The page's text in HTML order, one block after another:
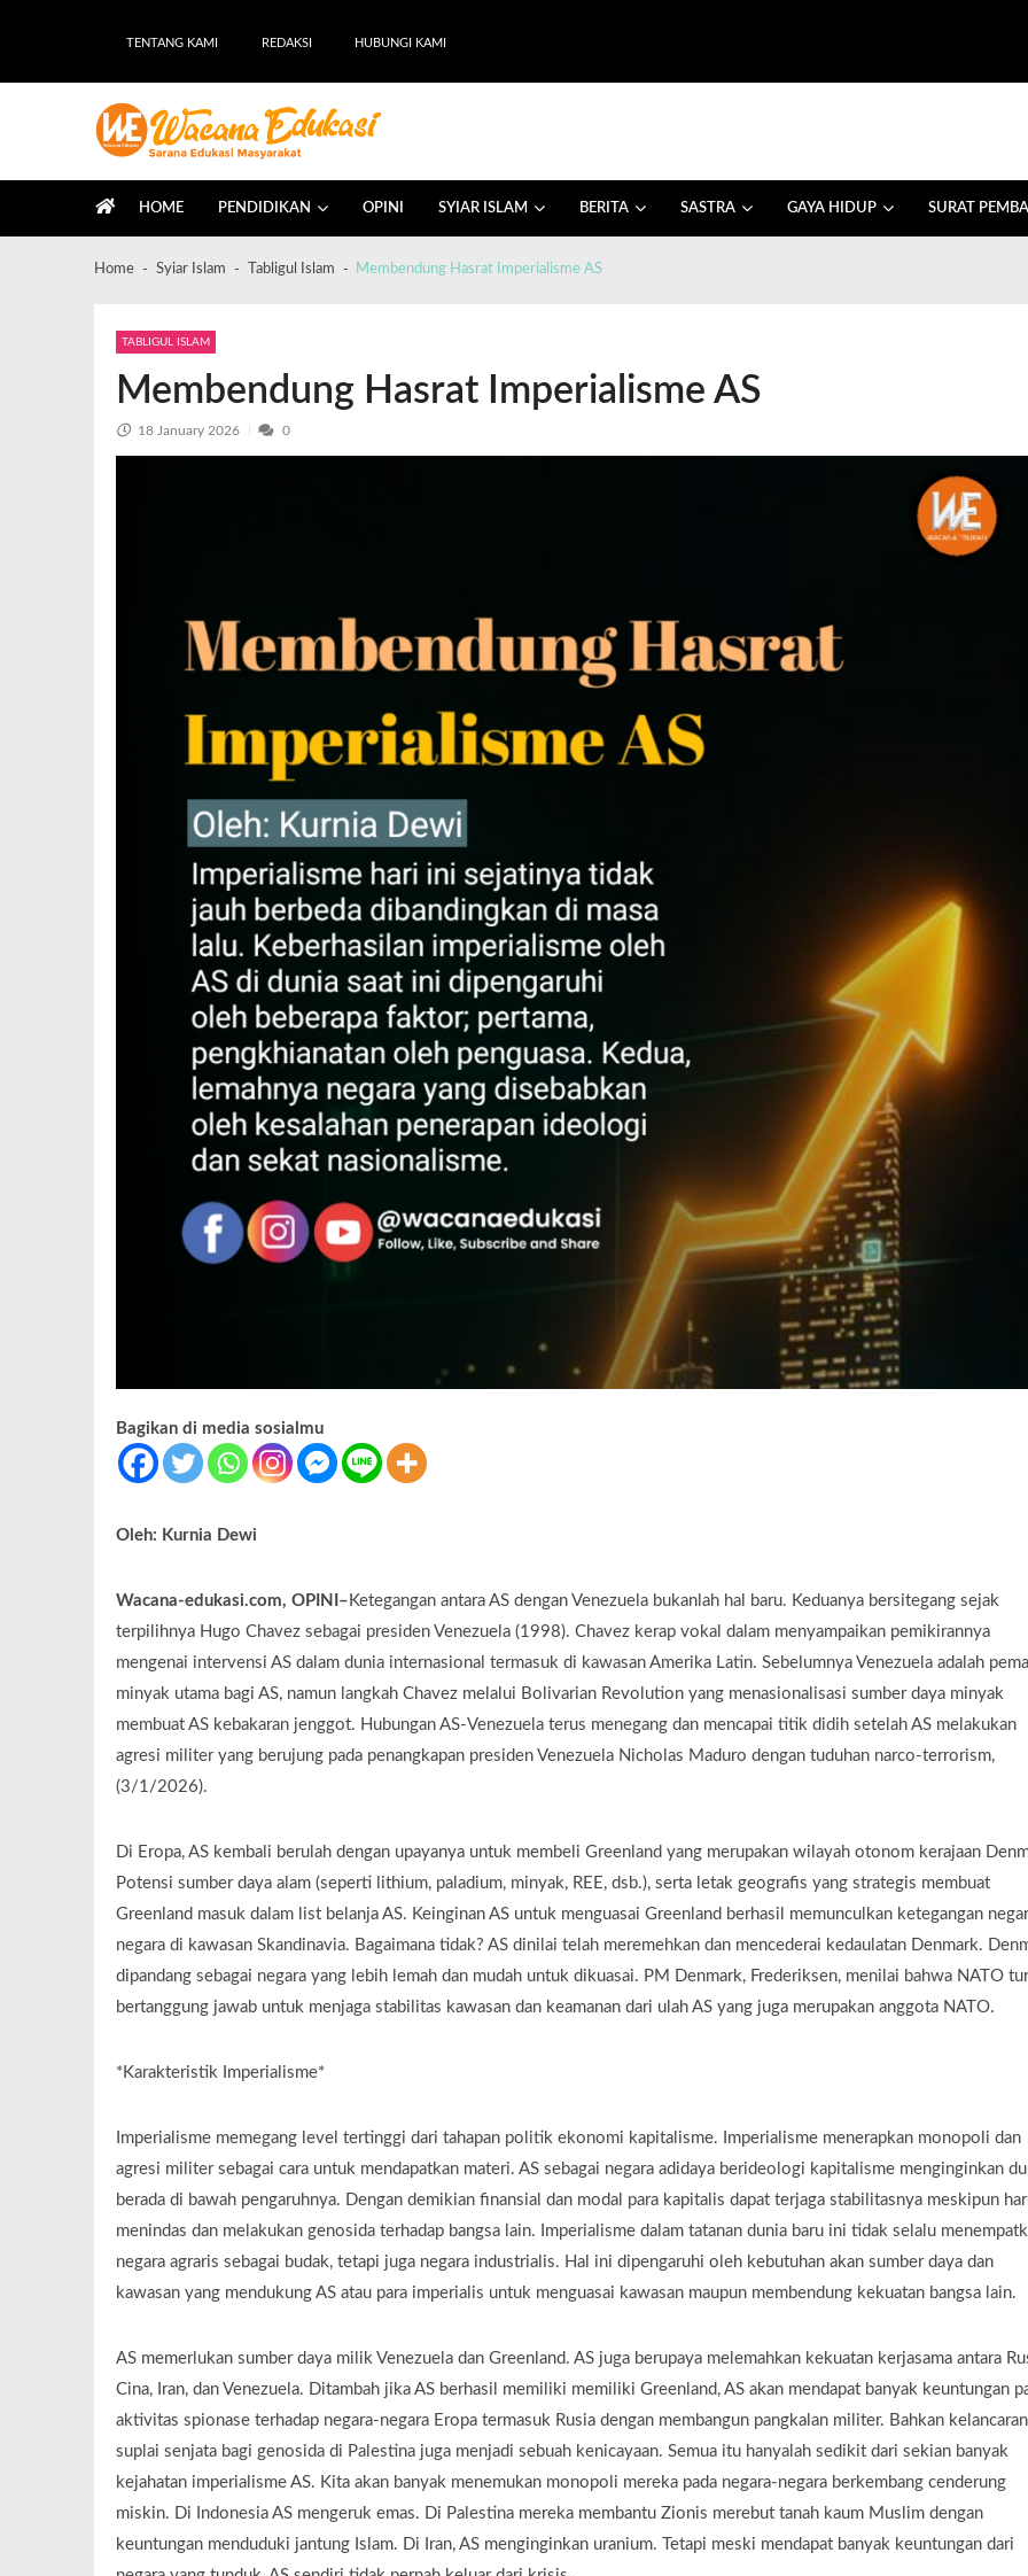
TENTANG KAMI REDAKSI HUBUNGI KAMI
HOME PENDIDIKAN OPINI SYIAR ISLAM BERITA SASTRA GAYA HIDUP SURAT
Home Syiar Islam Tabligul Islam Membendung Hasrat Imperialisme AS
TABLIGUL ISLAM
Membendung Hasrat Imperialisme AS
18 January 2026 0
Bagikan di media sosialmu
Oleh: Kurnia Dewi
Wacana-edukasi.com, OPINI– Ketegangan antara AS dengan Venezuela bukanlah hal baru. Keduanya bersitegang sejak
terpilihnya Hugo Chavez sebagai presiden Venezuela (1998). Chavez kerap vokal dalam menyampaikan pemikirannya
mengenai intervensi AS dalam dunia internasional termasuk di kawasan Amerika Latin. Sebelumnya Venezuela adalah
minyak utama bagi AS, namun langkah Chavez melalui Bolivarian Revolution yang menasionalisasi sumber daya minyak
membuat AS kebakaran jenggot. Hubungan AS-Venezuela terus menegang dan mencapai titik didih setelah AS melakukan
agresi militer yang berujung pada penangkapan presiden Venezuela Nicholas Maduro dengan tuduhan narco-terrorism,
(3/1/2026).
Di Eropa, AS kembali berulah dengan upayanya untuk membeli Greenland yang merupakan wilayah otonom kerajaan
Potensi sumber daya alam (seperti lithium, paladium, minyak, REE, dsb.), serta letak geografis yang strategis membuat
Greenland masuk dalam list belanja AS. Keinginan AS untuk menguasai Greenland berhasil memunculkan ketegangan
negara di kawasan Skandinavia. Bagaimana tidak? AS dinilai telah meremehkan dan mencederai kedaulatan Denmark.
dipandang sebagai negara yang lebih lemah dan mudah untuk dikuasai. PM Denmark, Frederiksen, menilai bahwa NATO
bertanggung jawab untuk menjaga stabilitas kawasan dan keamanan dari ulah AS yang juga merupakan anggota NATO.
*Karakteristik Imperialisme*
Imperialisme memegang level tertinggi dari tahapan politik ekonomi kapitalisme. Imperialisme menerapkan monopoli dan
agresi militer sebagai cara untuk mendapatkan materi. AS sebagai negara adidaya berideologi kapitalisme menginginkan
berada di bawah pengaruhnya. Dengan demikian finansial dan modal para kapitalis dapat terjaga stabilitasnya meskipun
menindas dan melakukan genosida terhadap bangsa lain. Imperialisme dalam tatanan dunia baru ini tidak selalu
negara agraris sebagai budak, tetapi juga negara industrialis. Hal ini dipengaruhi oleh kebutuhan akan sumber daya dan
kawasan yang mendukung AS atau para imperialis untuk menguasai kawasan maupun membendung kekuatan bangsa lain.
AS memerlukan sumber daya milik Venezuela dan Greenland. AS juga berupaya melemahkan kekuatan kerjasama antara
Cina, Iran, dan Venezuela. Ditambah jika AS berhasil memiliki memiliki Greenland, AS akan mendapat banyak keuntungan
aktivitas spionase terhadap negara-negara Eropa termasuk Rusia dengan membangun pangkalan militer. Bahkan kelancaran
suplai senjata bagi genosida di Palestina juga menjadi sebuah kenicayaan. Semua itu hanyalah sedikit dari sekian banyak
kejahatan imperialisme AS. Kita akan banyak menemukan monopoli mereka pada negara-negara berkembang cenderung
miskin. Di Indonesia AS mengeruk emas. Di Palestina mereka membantu Zionis merebut tanah kaum Muslim dengan
keuntungan menduduki jantung Islam. Di Iran, AS menginginkan uranium. Tetapi meski mendapat banyak keuntungan dari